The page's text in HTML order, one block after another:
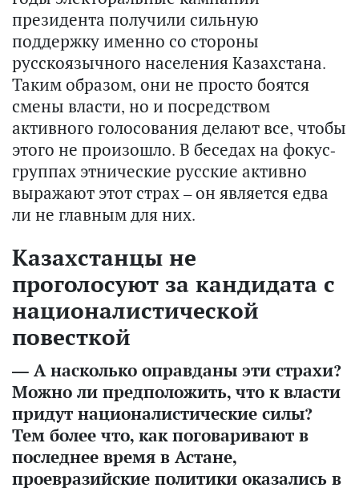
президента получили сильную
поддержку именно со стороны
русскоязычного населения Казахстана.
Таким образом, они не просто боятся
смены власти, но и посредством
активного голосования делают все, чтобы
этого не произошло. В беседах на фокус-
группах этнические русские активно
выражают этот страх – он является едва
ли не главным для них.
Казахстанцы не
проголосуют за кандидата с
националистической
повесткой
— А насколько оправданы эти страхи?
Можно ли предположить, что к власти
придут националистические силы?
Тем более что, как поговаривают в
последнее время в Астане,
проевразийские политики оказались в